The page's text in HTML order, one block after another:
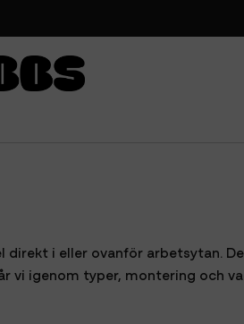
i eller ovanför arbetsytan.
igenom typer, montering och